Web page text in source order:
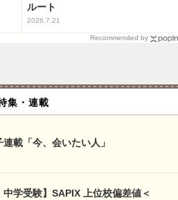
ルート
2026.7.21
Recommended by
集・連載
載「今、会いたい人」
学受験】SAPIX 上位校偏差値＜